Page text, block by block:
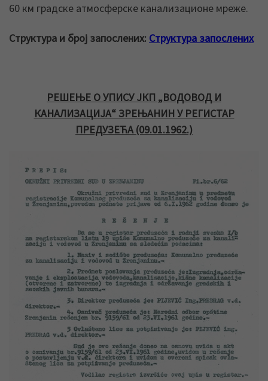
60 км градске атмосферске канализационе мреже.
Структура и број запослених: Структура запослених
РЕШЕЊЕ О УПИСУ ЈКП „ВОДОВОД И
КАНАЛИЗАЦИЈА“ ЗРЕЊАНИН У РЕГИСТАР
ПРЕДУЗЕЋА (09.01.1962.)